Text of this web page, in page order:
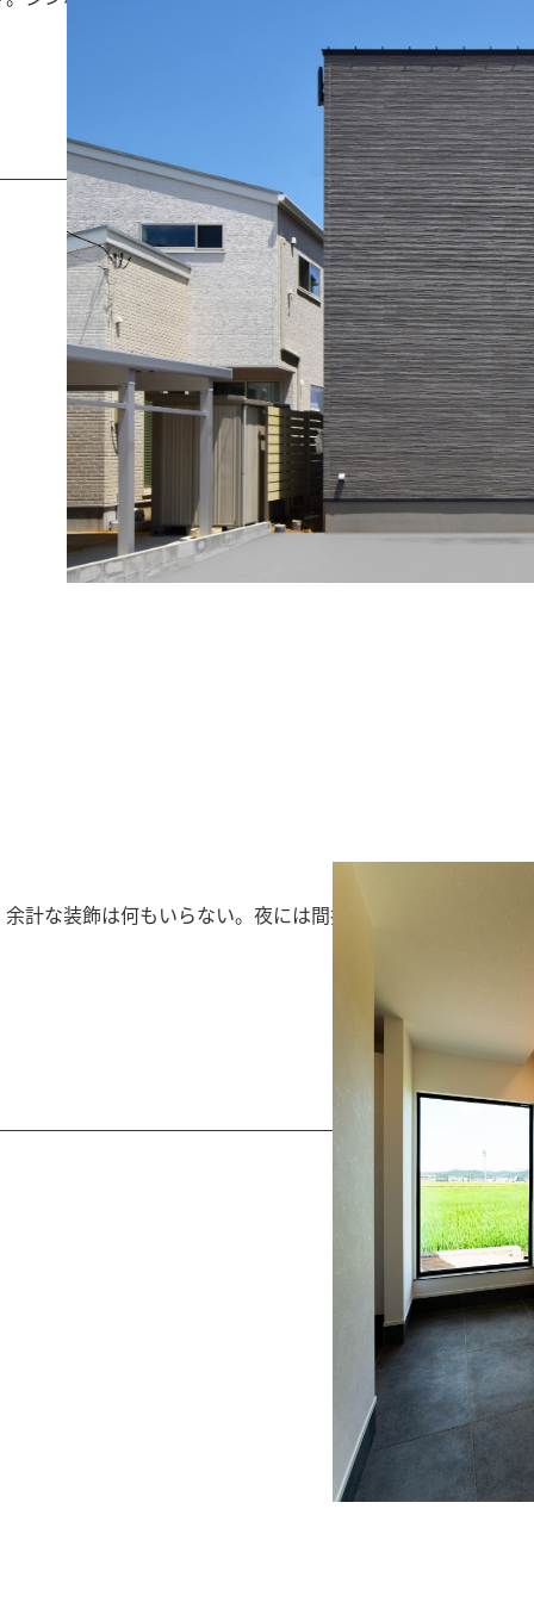
計な装飾は何もいらない。夜には間接照明が映えるバンピ